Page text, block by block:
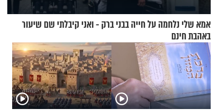
אמא שלי נלחמה על חייה בבני ברק - ואני קיבלתי שם שיעור
באהבת חינם